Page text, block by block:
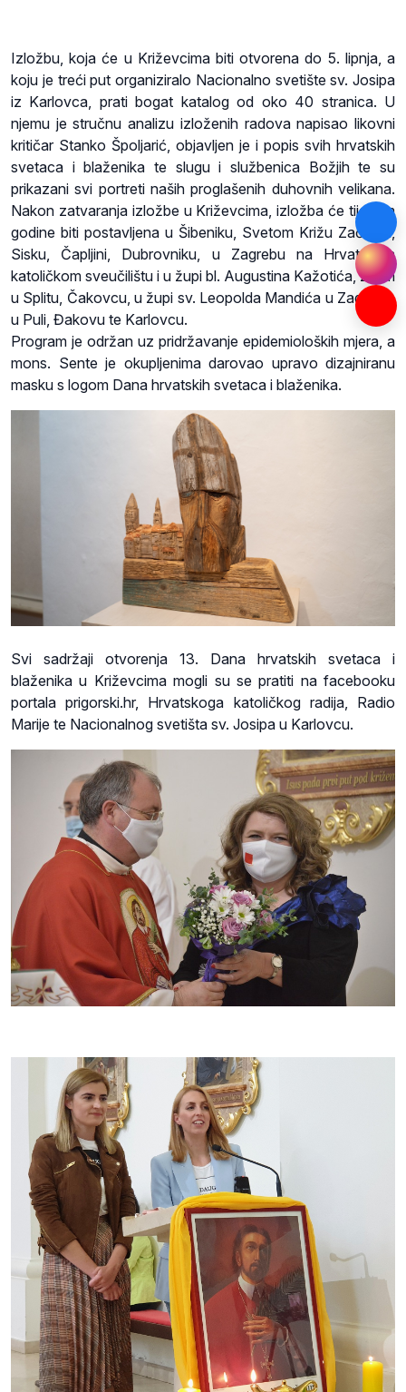
Izložbu, koja će u Križevcima biti otvorena do 5. lipnja, a
koju je treći put organiziralo Nacionalno svetište sv. Josipa
iz Karlovca, prati bogat katalog od oko 40 stranica. U
njemu je stručnu analizu izloženih radova napisao likovni
kritičar Stanko Špoljarić, objavljen je i popis svih hrvatskih
svetaca i blaženika te slugu i službenica Božjih te su
prikazani svi portreti naših proglašenih duhovnih velikana.
Nakon zatvaranja izložbe u Križevcima, izložba će tijekom
godine biti postavljena u Šibeniku, Svetom Križu Začretju,
Sisku, Čapljini, Dubrovniku, u Zagrebu na Hrvatskom
katoličkom sveučilištu i u župi bl. Augustina Kažotića, zatim
u Splitu, Čakovcu, u župi sv. Leopolda Mandića u Zagrebu,
u Puli, Đakovu te Karlovcu.
Program je održan uz pridržavanje epidemioloških mjera, a
mons. Sente je okupljenima darovao upravo dizajniranu
masku s logom Dana hrvatskih svetaca i blaženika.
Svi sadržaji otvorenja 13. Dana hrvatskih svetaca i
blaženika u Križevcima mogli su se pratiti na facebooku
portala prigorski.hr, Hrvatskoga katoličkog radija, Radio
Marije te Nacionalnog svetišta sv. Josipa u Karlovcu.